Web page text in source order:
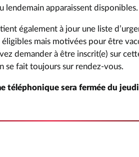
lendemain apparaissent disponibles.
également à jour une liste
mais motivées pour être
demander à être inscrit(e) sur
se fait toujours sur rendez-vous.
téléphonique sera fermée du